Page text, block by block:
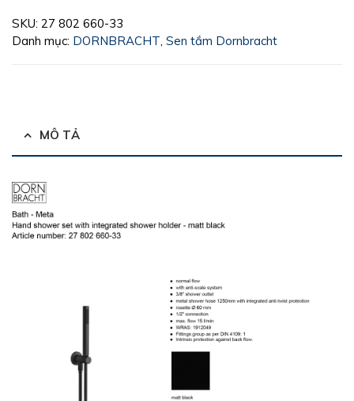
SKU: 27 802 660-33
Danh mục: DORNBRACHT Sen tắm Dornbracht
MÔ TẢ